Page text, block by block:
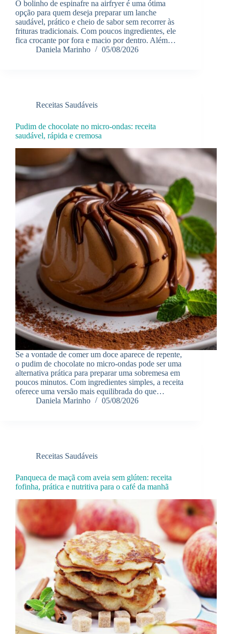
O bolinho de espinafre na airfryer é uma ótima
opção para quem deseja preparar um lanche
saudável, prático e cheio de sabor sem recorrer às
frituras tradicionais. Com poucos ingredientes, ele
fica crocante por fora e macio por dentro. Além…
Daniela Marinho
05/08/2026
Receitas Saudáveis
Pudim de chocolate no micro-ondas: receita
saudável, rápida e cremosa
Se a vontade de comer um doce aparece de repente,
o pudim de chocolate no micro-ondas pode ser uma
alternativa prática para preparar uma sobremesa em
poucos minutos. Com ingredientes simples, a receita
oferece uma versão mais equilibrada do que…
Daniela Marinho
05/08/2026
Receitas Saudáveis
Panqueca de maçã com aveia sem glúten: receita
fofinha, prática e nutritiva para o café da manhã